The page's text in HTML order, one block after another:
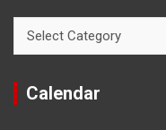
Calendar